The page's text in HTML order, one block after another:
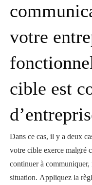
votre
cible est
Dans ce cas, il y a deux
votre cible exerce malgré
continuer à communiquer,
situation. Appliquez la